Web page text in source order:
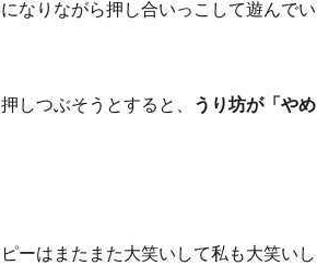
なりながら押し合いっこして遊んでい
しつぶそうとすると、
うり坊が「やめ
ーはまたまた大笑いして私も大笑いし